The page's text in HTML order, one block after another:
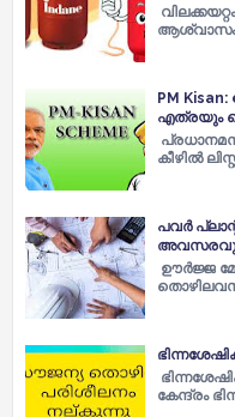
ആശ്വാസം
PM Kisan:
എത്രയും
കീഴിൽ
പവർ
ഊർജ്ജ
കേന്ദ്രം